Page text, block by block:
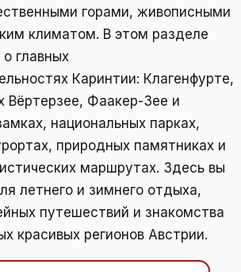
горами, живописными
климатом. В этом разделе
главных
Каринтии: Клагенфурте,
Вёртерзее, Фаакер-Зее и
национальных парках,
природных памятниках и
маршрутах. Здесь вы
летнего и зимнего отдыха,
путешествий и знакомства
красивых регионов Австрии.